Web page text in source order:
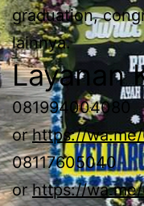
graduation,
lainnya.
Layanan
081994004080
orhttps://
08117605040
orhttps://